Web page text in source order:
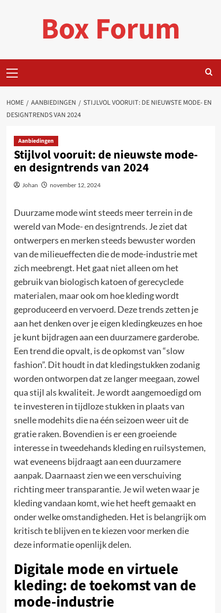
Box Forum
menu
HOME AANBIEDINGEN
STIJLVOL VOORUIT: DE NIEUWSTE MODE- EN
DESIGNTRENDS VAN 2024
Aanbiedingen
Stijlvol vooruit: de nieuwste mode-
en designtrends van 2024
Johan november 12, 2024
Duurzame mode wint steeds meer terrein in de
wereld van Mode- en designtrends. Je ziet dat
ontwerpers en merken steeds bewuster worden
van de milieueffecten die de mode-industrie met
zich meebrengt. Het gaat niet alleen om het
gebruik van biologisch katoen of gerecyclede
materialen, maar ook om hoe kleding wordt
geproduceerd en vervoerd. Deze trends zetten je
aan het denken over je eigen kledingkeuzes en hoe
je kunt bijdragen aan een duurzamere garderobe.
Een trend die opvalt, is de opkomst van “slow
fashion”. Dit houdt in dat kledingstukken zodanig
worden ontworpen dat ze langer meegaan, zowel
qua stijl als kwaliteit. Je wordt aangemoedigd om
te investeren in tijdloze stukken in plaats van
snelle modehits die na één seizoen weer uit de
gratie raken. Bovendien is er een groeiende
interesse in tweedehands kleding en ruilsystemen,
wat eveneens bijdraagt aan een duurzamere
aanpak. Daarnaast zien we een verschuiving
richting meer transparantie. Je wil weten waar je
kleding vandaan komt, wie het heeft gemaakt en
onder welke omstandigheden. Het is belangrijk om
kritisch te blijven en te kiezen voor merken die
deze informatie openlijk delen.
Digitale mode en virtuele
kleding: de toekomst van de
mode-industrie